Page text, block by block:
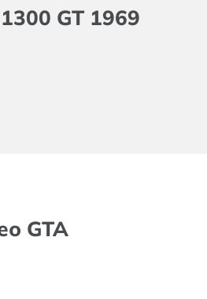
GT 1969
GTA